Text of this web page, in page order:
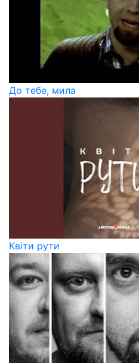
До тебе, мила
Квіти рути